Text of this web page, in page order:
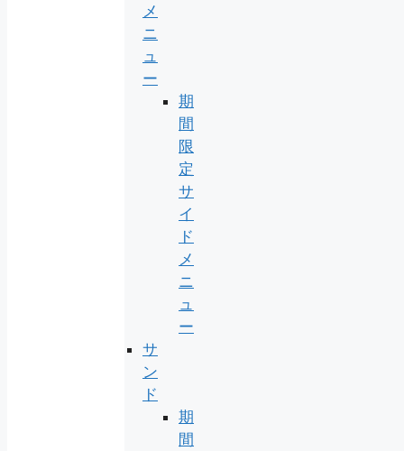
メ
ニ
ュ
ー
期
間
限
定
サ
イ
ド
メ
ニ
ュ
ー
サ
ン
ド
期
間